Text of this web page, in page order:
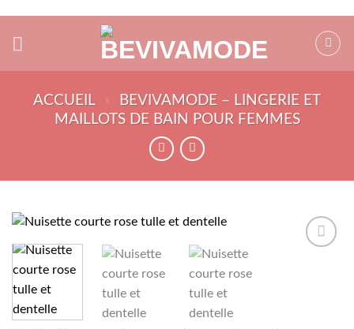
contenu
ACCUEIL »
BEVIVAMODE – LINGERIE ET
MAILLOTS DE BAIN POUR FEMMES